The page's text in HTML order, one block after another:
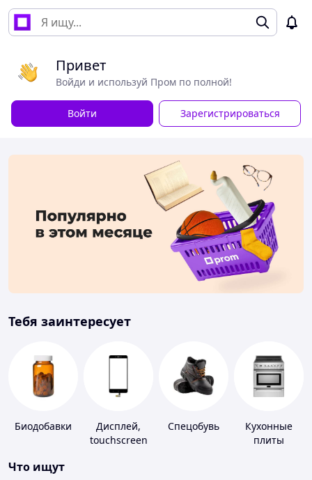
Привет
Войди и используй Пром по полной!
Войти Зарегистрироваться
Тебя заинтересует
Биодобавки
Дисплей,
touchscreen
Спецобувь
Кухонные
плиты
Что ищут